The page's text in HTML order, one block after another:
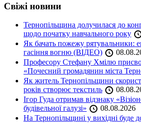
Свіжі новини
Тернопільщина долучилася до
щодо початку навчального року
Як бачать пожежу рятувальники:
гасіння вогню (ВІДЕО)
Професору Стефану Хмілю
«Почесний громадянин міста
Як житель Тернопільщини
років створює текстиль
Ігор Гуда отримав відзнаку
будівельної галузі»
08.08.2026
На Тернопільщині у вихідні буде